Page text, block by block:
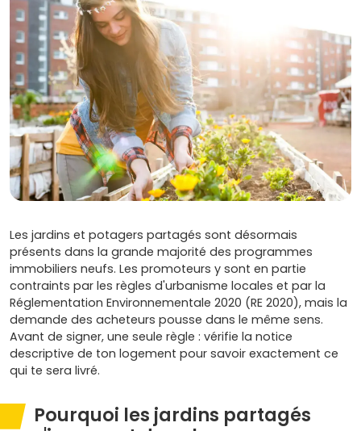
Les jardins et potagers partagés sont désormais
présents dans la grande majorité des programmes
immobiliers neufs. Les promoteurs y sont en partie
contraints par les règles d'urbanisme locales et par la
Réglementation Environnementale 2020 (RE 2020), mais la
demande des acheteurs pousse dans le même sens.
Avant de signer, une seule règle : vérifie la notice
descriptive de ton logement pour savoir exactement ce
qui te sera livré.
Pourquoi les jardins partagés